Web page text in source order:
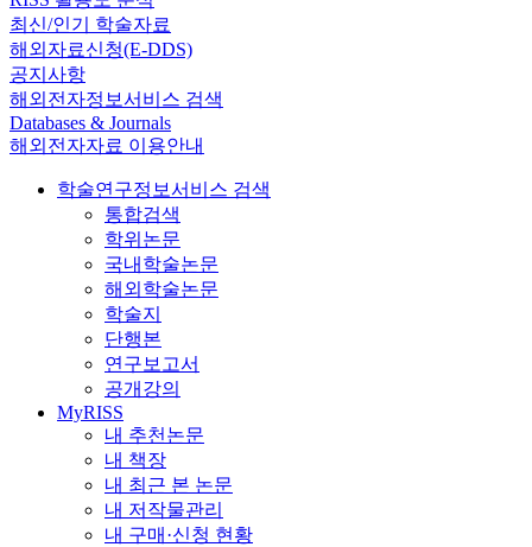
최신/인기 학술자료
해외자료신청(E-DDS)
공지사항
해외전자정보서비스 검색
Databases & Journals
해외전자자료 이용안내
학술연구정보서비스 검색
통합검색
학위논문
국내학술논문
해외학술논문
학술지
단행본
연구보고서
공개강의
MyRISS
내 추천논문
내 책장
내 최근 본 논문
내 저작물관리
내 구매·신청 현황